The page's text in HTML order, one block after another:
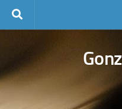
Skip to content